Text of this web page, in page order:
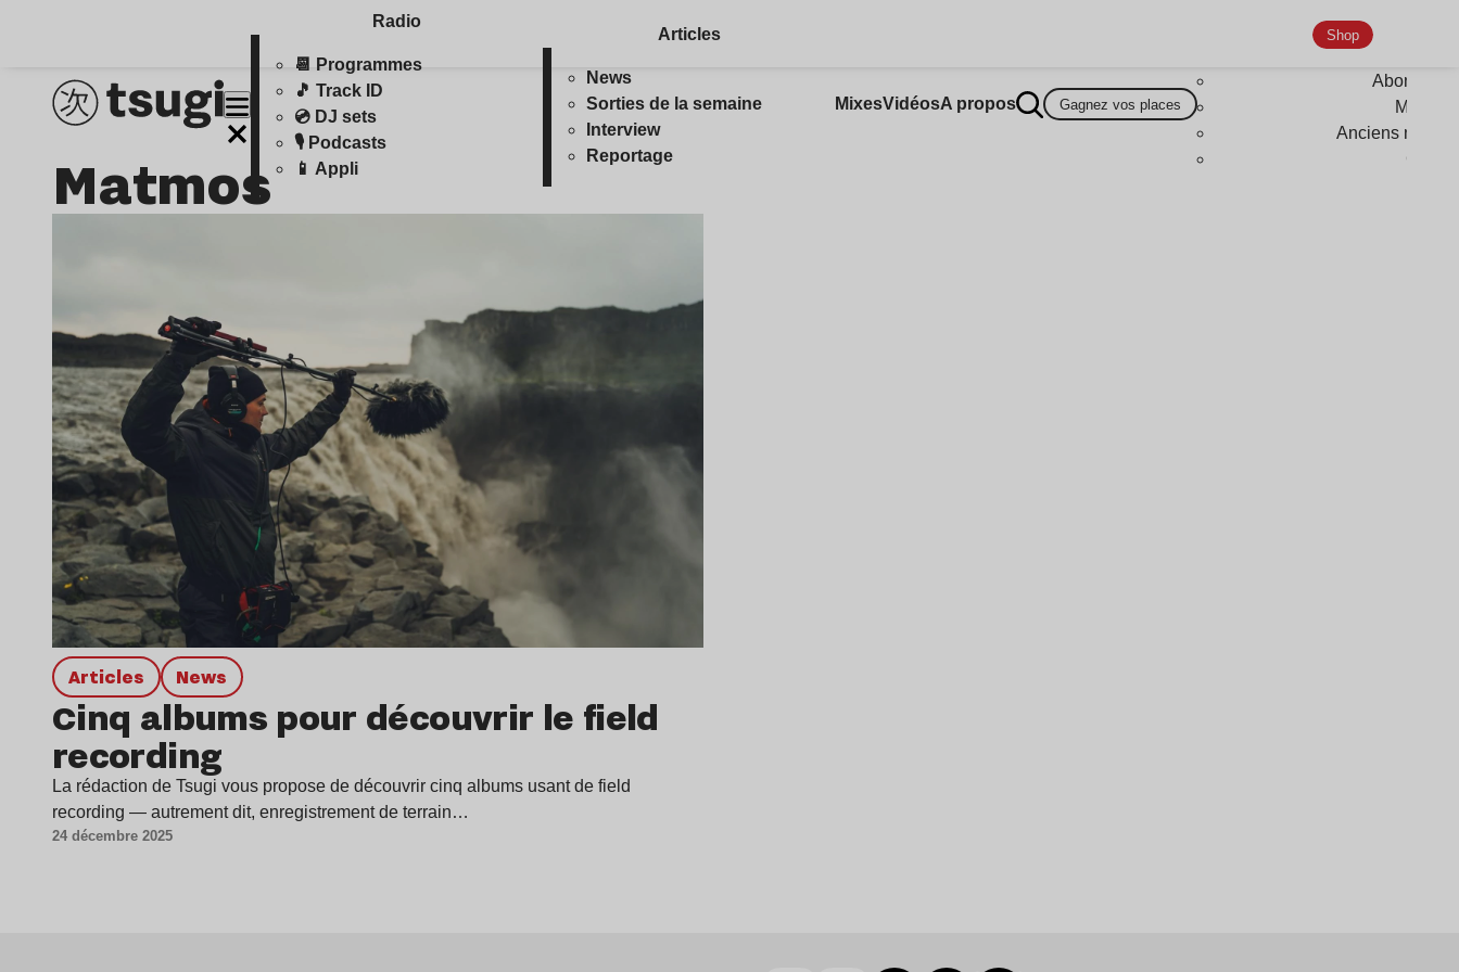
Radio
📆 Programmes
🎵 Track ID
💿 DJ sets
🎙️ Podcasts
📱 Appli
Articles
News
Sorties de la semaine
Interview
Reportage
MixesVidéosA propos Gagnez vos places
Shop
Anciens
Matmos
Articles news
Cinq albums pour découvrir le field
recording
La rédaction de Tsugi vous propose de découvrir cinq albums usant de field
recording — autrement dit, enregistrement de terrain…
24 décembre 2025